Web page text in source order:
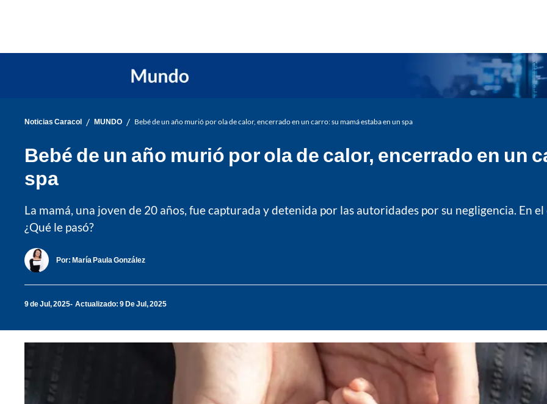
Noticias Caracol / MUNDO / Bebé de un año murió por ola de calor, encerrado en un carro: su mamá estaba en un spa
Bebé de un año murió por ola de calor, encerrado en un
spa
La mamá, una joven de 20 años, fue capturada y detenida por las autoridades por su negligencia. En
¿Qué le pasó?
Por: María Paula González
9 de Jul, 2025 Actualizado: 9 De Jul, 2025